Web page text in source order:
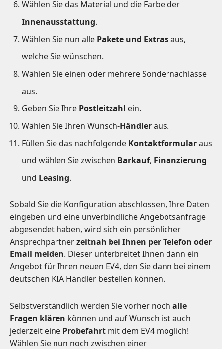
Wählen Sie das Material und die Farbe der
Innenausstattung.
Wählen Sie nun alle Pakete und Extrasaus,
welche Sie wünschen.
Wählen Sie einen oder mehrere Sondernachlässe
aus.
Geben Sie Ihre Postleitzahl ein.
Wählen Sie Ihren Wunsch-Händleraus.
Füllen Sie das nachfolgende Kontaktformularaus
und wählen Sie zwischen Barkauf, Finanzierung
und Leasing.
Sobald Sie die Konfiguration abschlossen, Ihre Daten
eingeben und eine unverbindliche Angebotsanfrage
abgesendet haben, wird sich ein persönlicher
Ansprechpartnerzeitnah bei Ihnen per Telefon oder
Email melden. Dieser unterbreitet Ihnen dann ein
Angebot für Ihren neuen EV4, den Sie dann bei einem
deutschen KIA Händler bestellen können.
Selbstverständlich werden Sie vorher noch alle
Fragen klären können und auf Wunsch ist auch
jederzeit eine Probefahrt mit dem EV4 möglich!
Wählen Sie nun noch zwischen einer